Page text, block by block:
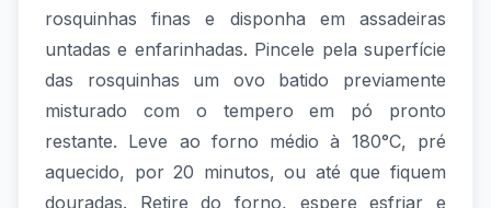
rosquinhas finas e disponha em assadeiras
untadas e enfarinhadas. Pincele pela superfície
das rosquinhas um ovo batido previamente
misturado com o tempero em pó pronto
restante. Leve ao forno médio à 180°C, pré
aquecido, por 20 minutos, ou até que fiquem
douradas. Retire do forno, espere esfriar e